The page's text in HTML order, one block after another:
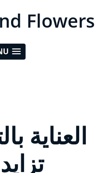
Flowers
العناية